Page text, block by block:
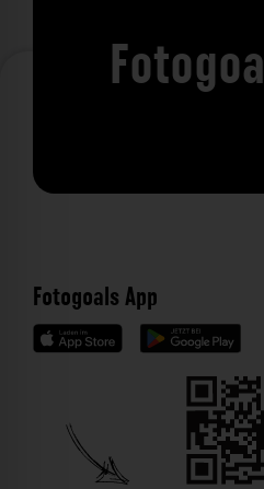
Fotogoals App